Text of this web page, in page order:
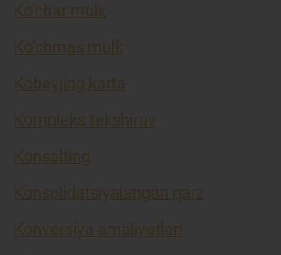
Ko’char mulk
Ko’chmas mulk
Kobeyjing karta
Kompleks tekshiruv
Konsalting
Konsolidatsiyalangan qarz
Konversiya amaliyotlari